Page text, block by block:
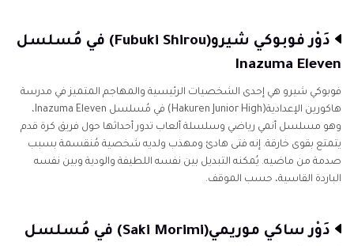
دَوْر فوبوكي شيرو(Fubuki Shirou) في مُسلسل
Inazuma Eleven
فوبوكي شيرو هي إحدى الشخصيات الرئيسية والمهاجم المتميز في مدرسة
هاكورين الإعدادية(Hakuren Junior High) في مُسلسل Inazuma Eleven،
وهو مسلسل أنمي رياضي وسلسلة ألعاب تدور أحداثها حول فريق كرة قدم
يتمتع بقوى خارقة. إنه فتى هادئ ومهذب ولديه شخصية مُنقسمة بسبب
صدمة من ماضيه. يُمكنه التبديل بين نفسه اللطيفة والودية وبين نفسه
الباردة القاسية، حسب الموقف.
دَوْر ساكي موريمي(Saki Morimi) في مُسلسل